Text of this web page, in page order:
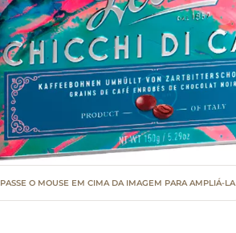
PASSE O MOUSE EM CIMA DA IMAGEM PARA AMPLIÁ-LA